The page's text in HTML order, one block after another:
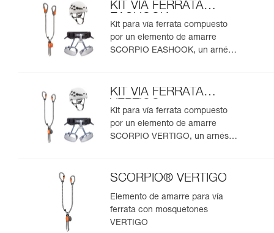
KIT VIA FERRATA
EASHOOK
Kit para vía ferrata compuesto
por un elemento de amarre
SCORPIO EASHOOK, un arnés
KIT VIA FERRATA
VERTIGO
Kit para vía ferrata compuesto
por un elemento de amarre
SCORPIO VERTIGO, un arnés
SCORPIO® VERTIGO
Elemento de amarre para vía
ferrata con mosquetones
VERTIGO